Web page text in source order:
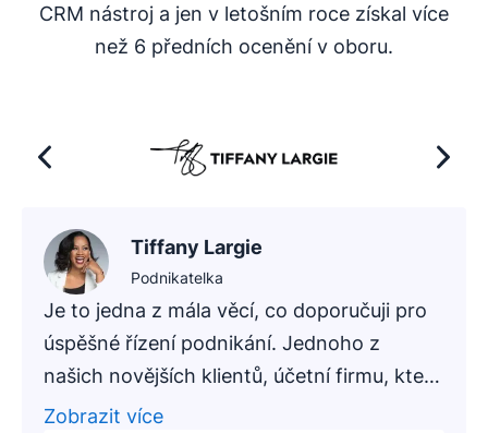
CRM nástroj a jen v letošním roce získal více
než 6 předních ocenění v oboru.
Je to jedna z mála věcí, co doporučuji pro
úspěšné řízení podnikání. Jednoho z
našich novějších klientů, účetní firmu, která
je na trhu zhruba 20 let, jsme nechali
Zobrazit více
Tiffany Largie
Podnikatelka